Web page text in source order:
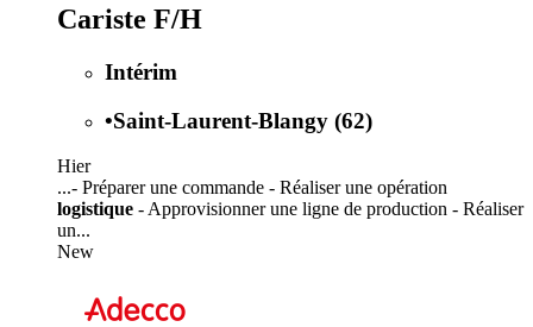
Cariste F/H
Intérim
•Saint-Laurent-Blangy (62)
Hier
...- Préparer une commande - Réaliser une opération
logistique - Approvisionner une ligne de production - Réaliser
un...
New